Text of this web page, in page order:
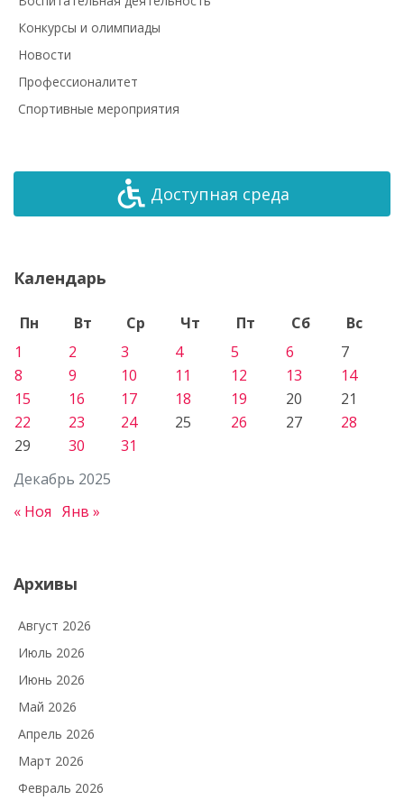
Конкурсы и олимпиады
Новости
Профессионалитет
Спортивные мероприятия
Доступная среда
Календарь
Декабрь 2025
Пн Вт Ср Чт Пт Сб
Вс
1
2 3 4 5 6
7
8
9 10 11 12 13
14
15
16 17 18 19 20
21
22
23 24 25 26 27
28
29
30 31
« Ноя Янв »
Архивы
Август 2026
Июль 2026
Июнь 2026
Май 2026
Апрель 2026
Март 2026
Февраль 2026